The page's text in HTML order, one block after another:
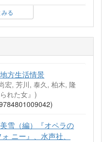
みる
方生活情景
宏, 芳川, 泰久, 柏木, 隆
れた女』)
雪（編）『オペラの
ニー』、水声社、